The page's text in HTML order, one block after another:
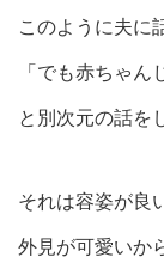
このように夫に
「でも赤ちゃん
と別次元の話を
それは容姿が良
外見が可愛いか